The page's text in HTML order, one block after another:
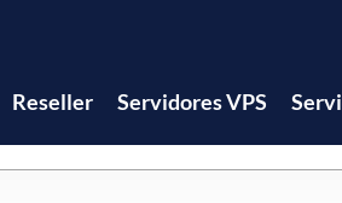
Reseller Servidores VPS